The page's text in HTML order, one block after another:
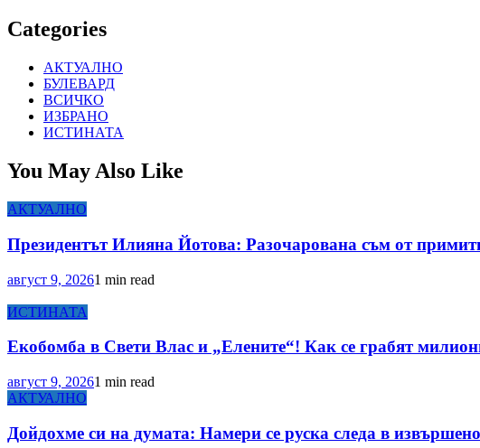
Categories
АКТУАЛНО
БУЛЕВАРД
ВСИЧКО
ИЗБРАНО
ИСТИНАТА
You May Also Like
АКТУАЛНО
Президентът Илияна Йотова: Разочарована съм от
август 9, 20261 min read
ИСТИНАТА
Екобомба в Свети Влас и „Елените“! Как се грабят
август 9, 20261 min read
АКТУАЛНО
Дойдохме си на думата: Намери се руска следа в